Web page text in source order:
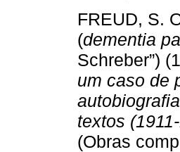
FREUD, S.
(dementia
Schreber”)
um caso de
textos
(Obras